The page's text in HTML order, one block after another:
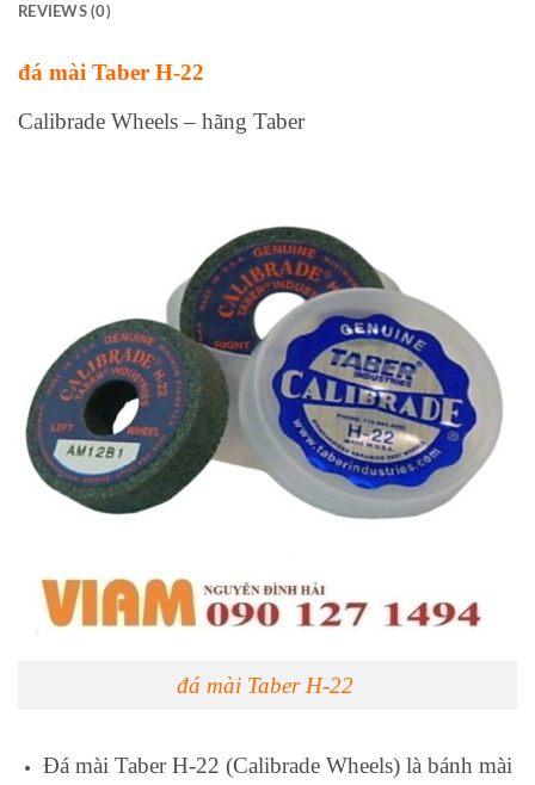
REVIEWS (0)
đá mài Taber H-22
Calibrade Wheels – hãng Taber
đá mài Taber H-22
Đá mài Taber H-22 (Calibrade Wheels) là bánh mài